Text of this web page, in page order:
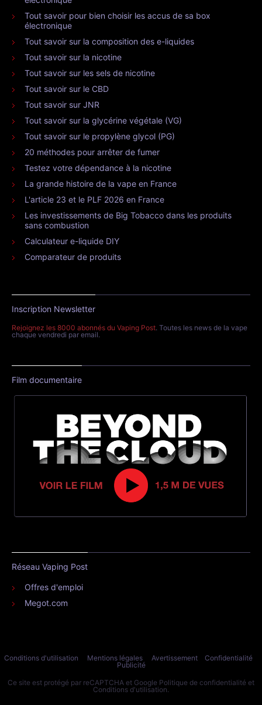
Tout savoir pour bien choisir les accus de sa box
électronique
Tout savoir sur la composition des e-liquides
Tout savoir sur la nicotine
Tout savoir sur les sels de nicotine
Tout savoir sur le CBD
Tout savoir sur JNR
Tout savoir sur la glycérine végétale (VG)
Tout savoir sur le propylène glycol (PG)
20 méthodes pour arrêter de fumer
Testez votre dépendance à la nicotine
La grande histoire de la vape en France
L'article 23 et le PLF 2026 en France
Les investissements de Big Tobacco dans les produits
sans combustion
Calculateur e-liquide DIY
Comparateur de produits
Inscription Newsletter
Rejoignez les 8000 abonnés du Vaping Post. Toutes les news de la vape
chaque vendredi par email.
Film documentaire
Réseau Vaping Post
Offres d'emploi
Megot.com
Conditions d'utilisation Mentions légales Avertissement
Confidentialité
Publicité
Ce site est protégé par reCAPTCHA et Google Politique de confidentialité et
Conditions d'utilisation.